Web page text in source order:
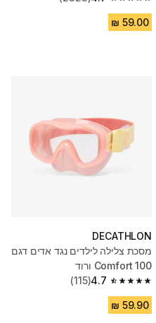
4.7 out of 5 stars from 2323 reviews
DECATHLON
מסכת צלילה לילדים נגד אדים דגם
100 Comfort ורוד
4.7
4.7 out of 5 stars from 115 reviews
(115)